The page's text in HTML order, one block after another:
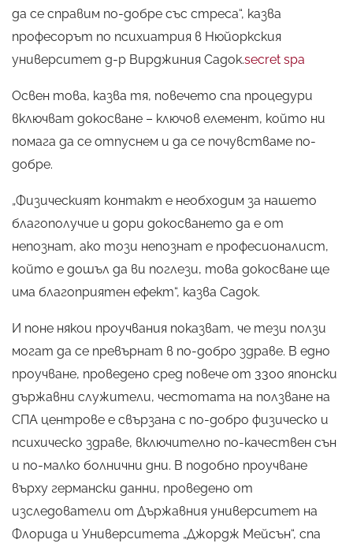
да се справим по-добре със стреса“, казва
професорът по психиатрия в Нюйоркския
университет д-р Вирджиния Садок.secret spa
Освен това, казва тя, повечето спа процедури
включват докосване – ключов елемент, който ни
помага да се отпуснем и да се почувстваме по-
добре.
„Физическият контакт е необходим за нашето
благополучие и дори докосването да е от
непознат, ако този непознат е професионалист,
който е дошъл да ви поглези, това докосване ще
има благоприятен ефект“, казва Садок.
И поне някои проучвания показват, че тези ползи
могат да се превърнат в по-добро здраве. В едно
проучване, проведено сред повече от 3300 японски
държавни служители, честотата на ползване на
СПА центрове е свързана с по-добро физическо и
психическо здраве, включително по-качествен сън
и по-малко болнични дни. В подобно проучване
върху германски данни, проведено от
изследователи от Държавния университет на
Флорида и Университета „Джордж Мейсън“, спа